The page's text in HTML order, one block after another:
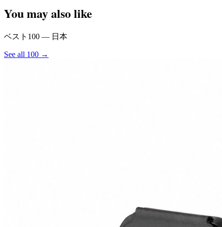
You may also like
ベスト100 — 日本
See all 100 →